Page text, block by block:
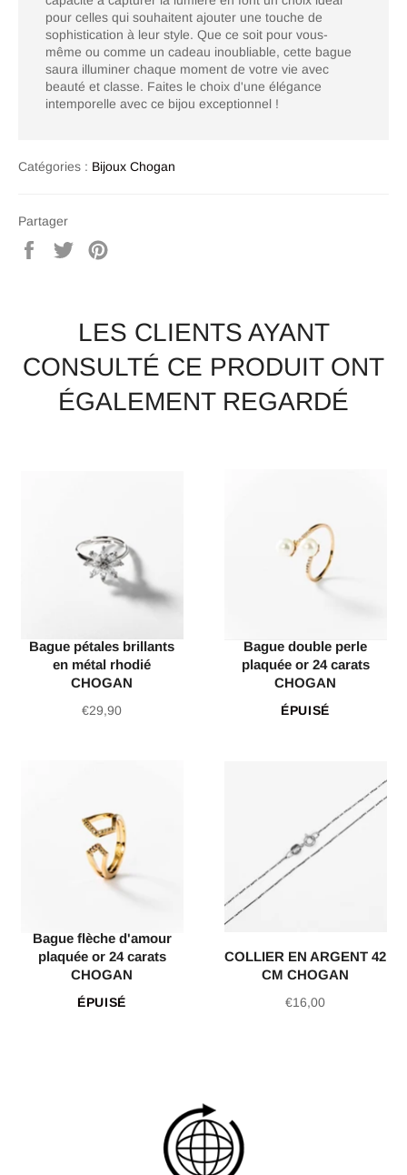
pour celles qui souhaitent ajouter une touche de
sophistication à leur style. Que ce soit pour vous-
même ou comme un cadeau inoubliable, cette bague
saura illuminer chaque moment de votre vie avec
beauté et classe. Faites le choix d'une élégance
intemporelle avec ce bijou exceptionnel !
Catégories : Bijoux Chogan
Partager
Partager
sur
Tweeter
sur
LES CLIENTS AYANT
CONSULTÉ CE PRODUIT ONT
ÉGALEMENT REGARDÉ
Bague pétales brillants
en métal rhodié
CHOGAN
Prix
€29,90
Bague double perle
plaquée or 24 carats
CHOGAN
ÉPUISÉ
Bague flèche d'amour
plaquée or 24 carats
CHOGAN
ÉPUISÉ
COLLIER EN ARGENT 42
CM CHOGAN
Prix
€16,00